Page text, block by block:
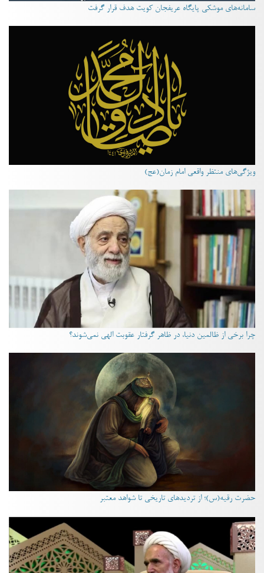
سامانه‌های موشکی پایگاه عریفجان کویت هدف قرار گرفت
ویژگی‌های منتظر واقعی امام زمان(عج)
چرا برخی از ظالمین دنیا، در ظاهر گرفتار عقوبت الهی نمی‌شوند؟
حضرت رقیه(س)؛ از تردیدهای تاریخی تا شواهد معتبر